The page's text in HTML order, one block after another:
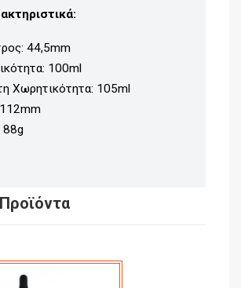
44,5mm
100ml
Χωρητικότητα: 105ml
88g